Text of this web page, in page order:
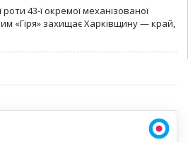
43-ї окремої механізованої
«Гіря» захищає Харківщину — край,